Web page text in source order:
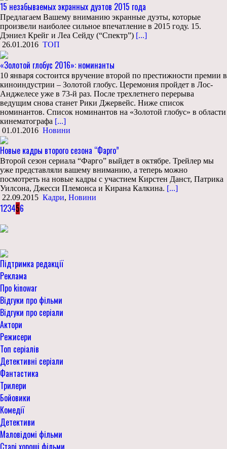
15 незабываемых экранных дуэтов 2015 года
Предлагаем Вашему вниманию экранные дуэты, которые
произвели наиболее сильное впечатление в 2015 году. 15.
Дэниел Крейг и Леа Сейду (“Спектр”) [...]
26.01.2016 ТОП
«Золотой глобус 2016»: номинанты
10 января состоится вручение второй по престижности премии в
киноиндустрии – Золотой глобус. Церемония пройдет в Лос-
Анджелесе уже в 73-й раз. После трехлетнего перерыва
ведущим снова станет Рики Джервейс. Ниже список
номинантов. Список номинантов на «Золотой глобус» в области
кинематографа [...]
01.01.2016 Новини
Новые кадры второго сезона “Фарго”
Второй сезон сериала “Фарго” выйдет в октябре. Трейлер мы
уже представляли вашему вниманию, а теперь можно
посмотреть на новые кадры с участием Кирстен Данст, Патрика
Уилсона, Джесси Племонса и Кирана Калкина. [...]
22.09.2015 Кадри, Новини
123456
Підтримка редакції
Реклама
Про kinowar
Відгуки про фільми
Відгуки про серіали
Актори
Режисери
Топ серіалів
Детективні серіали
Фантастика
Трилери
Бойовики
Комедії
Детективи
Маловідомі фільми
Старі хороші фільми